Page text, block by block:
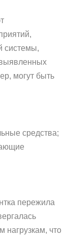
системы,
могут быть
средства;
пережила
нагрузкам, что